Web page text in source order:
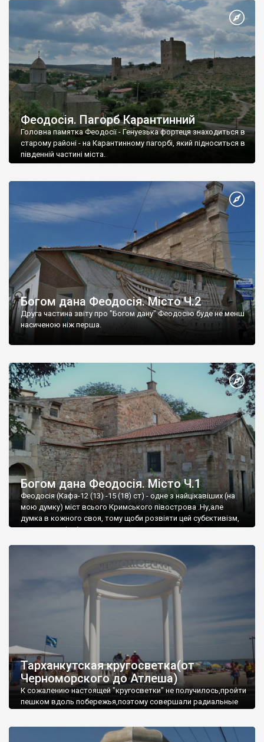
Феодосія. Пагорб Карантинний
Головна памятка Феодосії - Генуезька фортеця знаходиться в
старому районі - на Карантинному пагорбі, який підноситься в
південній частині міста.
Богом дана Феодосія. Місто Ч.2
Друга частина звіту про "Богом дану" Феодосію буде не менш
насиченою ніж перша.
Богом дана Феодосія. Місто Ч.1
Феодосія (Кафа-12 (13) -15 (18) ст) - одне з найцікавіших (на
мою думку) міст всього Кримського півострова .Ну,але
думка в кожного своя, тому щоби розвіяти цей субєктивізм,
запрошую відвідати це
Тарханкутская кругосветка(от
Черноморского до Атлеша)
К сожалению настоящей "кругосветки" не получилось,пройти
пешком вдоль побережья,поэтому совершали радиальные